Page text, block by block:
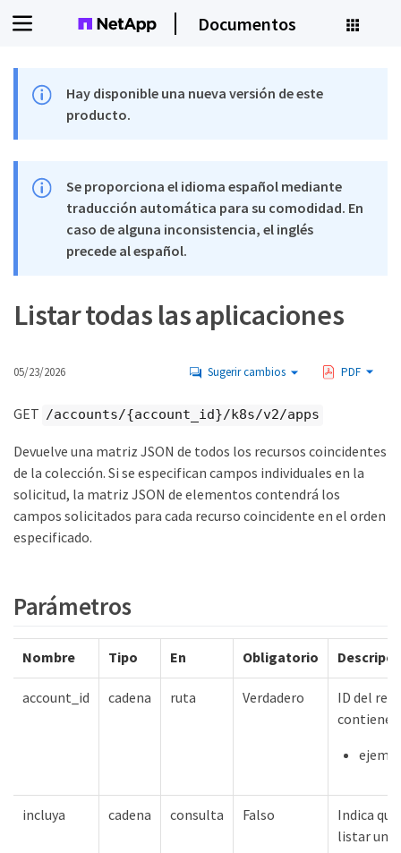
Documentos
Hay disponible una nueva versión de este
producto.
Se proporciona el idioma español mediante
traducción automática para su comodidad. En
caso de alguna inconsistencia, el inglés
precede al español.
Listar todas las aplicaciones
05/23/2026 Sugerir cambios PDF
GET /accounts/{account_id}/k8s/v2/apps
Devuelve una matriz JSON de todos los recursos coincidentes
de la colección. Si se especifican campos individuales en la
solicitud, la matriz JSON de elementos contendrá los
campos solicitados para cada recurso coincidente en el orden
especificado.
Parámetros
Nombre Tipo En Obligatorio
account_id cadena ruta Verdadero
ID del
contiene
incluya cadena consulta Falso
Indica
listar una